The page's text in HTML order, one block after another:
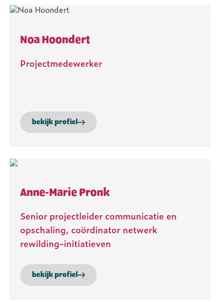
Noa Hoondert
Projectmedewerker
bekijk profiel
Anne-Marie Pronk
Senior projectleider communicatie en
opschaling, coördinator netwerk
rewilding-initiatieven
bekijk profiel